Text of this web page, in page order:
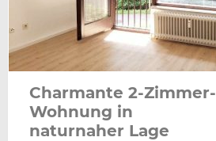
Charmante 2-Zimmer-
Wohnung in
naturnaher Lage